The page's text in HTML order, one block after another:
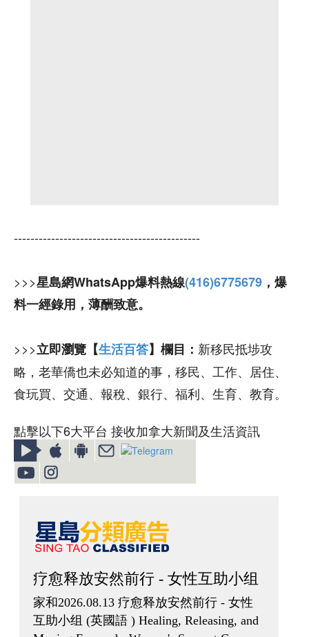
---------------------------------------------
>>>星島網WhatsApp爆料熱線(416)6775679 ，爆
料一經錄用，薄酬致意。
>>>立即瀏覽【生活百答】欄目： 新移民抵埗攻
略，老華僑也未必知道的事，移民、工作、居住、
食玩買、交通、報稅、銀行、福利、生育、教育。
點擊以下6大平台 接收加拿大新聞及生活資訊